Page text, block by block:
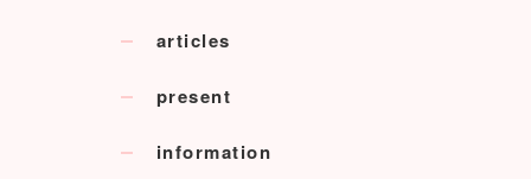
articles
present
information